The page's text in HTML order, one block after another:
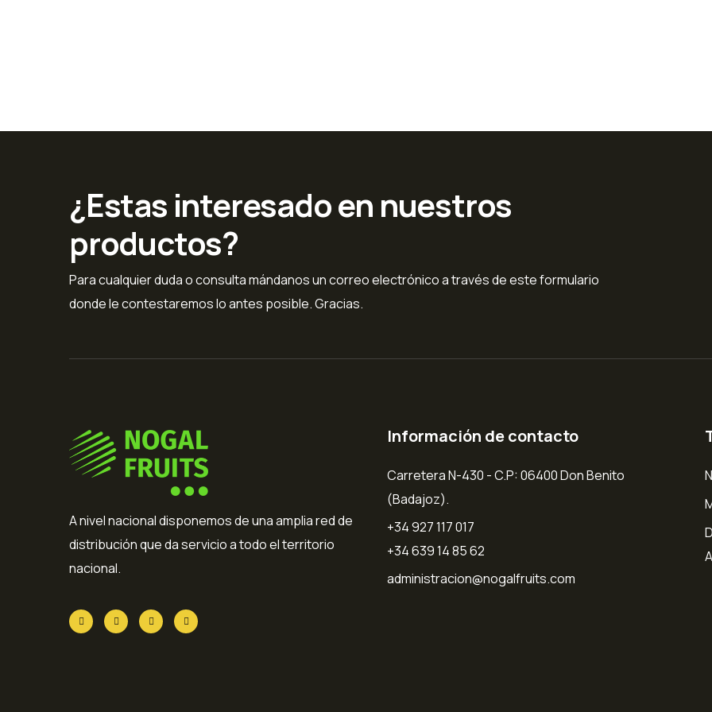
¿Estas interesado en nuestros
productos?
Para cualquier duda o consulta mándanos un correo electrónico a través de este formulario
donde le contestaremos lo antes posible. Gracias.
A nivel nacional disponemos de una amplia red de
distribución que da servicio a todo el territorio
nacional.
Información de contacto
Carretera N-430 - C.P: 06400 Don Benito
(Badajoz).
+34 927 117 017
+34 639 14 85 62
administracion@nogalfruits.com